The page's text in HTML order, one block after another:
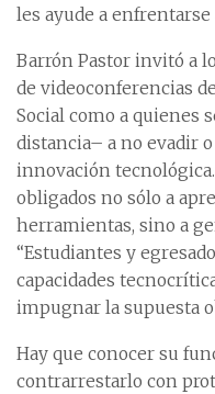
les ayude a
Barrón Pastor invitó a
de videoconferencias
Social como a quienes
distancia– a no evadir
innovación
obligados no sólo a
herramientas, sino a
“Estudiantes y
capacidades
impugnar la supuesta
Hay que conocer su
contrarrestarlo con